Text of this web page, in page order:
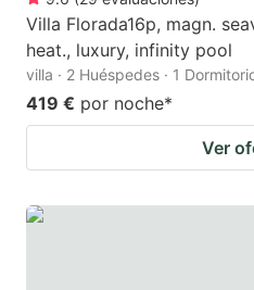
Villa Florada16p, magn.
heat., luxury, infinity pool
villa · 2 Huéspedes · 1
419 € por noche*
Ver